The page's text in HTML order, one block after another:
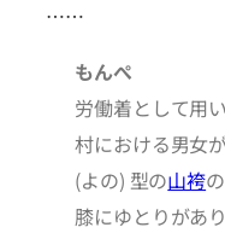
……
もんぺ
労働着として用
村における男女
(よの) 型の山袴
膝にゆとりがあ